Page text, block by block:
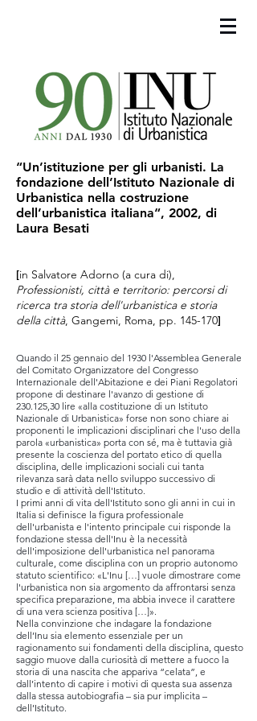
“Un’istituzione per gli urbanisti. La
fondazione dell’Istituto Nazionale di
Urbanistica nella costruzione
dell’urbanistica italiana“, 2002, di
Laura Besati
[in Salvatore Adorno (a cura di),
Professionisti, città e territorio: percorsi di
ricerca tra storia dell'urbanistica e storia
della città, Gangemi, Roma, pp. 145-170]
Quando il 25 gennaio del 1930 l'Assemblea Generale
del Comitato Organizzatore del Congresso
Internazionale dell'Abitazione e dei Piani Regolatori
propone di destinare l'avanzo di gestione di
230.125,30 lire «alla costituzione di un Istituto
Nazionale di Urbanistica» forse non sono chiare ai
proponenti le implicazioni disciplinari che l'uso della
parola «urbanistica» porta con sé, ma è tuttavia già
presente la coscienza del portato etico di quella
disciplina, delle implicazioni sociali cui tanta
rilevanza sarà data nello sviluppo successivo di
studio e di attività dell'Istituto.
I primi anni di vita dell'Istituto sono gli anni in cui in
Italia si definisce la figura professionale
dell'urbanista e l'intento principale cui risponde la
fondazione stessa dell'Inu è la necessità
dell'imposizione dell'urbanistica nel panorama
culturale, come disciplina con un proprio autonomo
statuto scientifico: «L'Inu […] vuole dimostrare come
l'urbanistica non sia argomento da affrontarsi senza
specifica preparazione, ma abbia invece il carattere
di una vera scienza positiva […]».
Nella convinzione che indagare la fondazione
dell’Inu sia elemento essenziale per un
ragionamento sui fondamenti della disciplina, questo
saggio muove dalla curiosità di mettere a fuoco la
storia di una nascita che appariva “celata”, e
dall’intento di capire i motivi di questa sua assenza
dalla stessa autobiografia – sia pur implicita –
dell’Istituto.